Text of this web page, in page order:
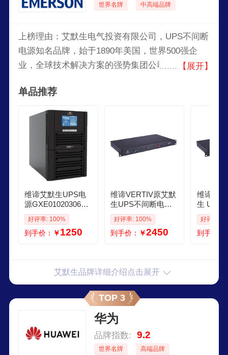
世界名牌 中高端品牌
上榜理由：艾默生电气投资有限公司，UPS不间断
电源知名品牌，始于1890年美国，世界500强企
业，全球技术解决方案的强势集团公司，技术与工
【展开】
单品推荐
维谛艾默生UPS电
源GXE0102030610
K00TSTEA内置电
池123610KVAKW机
房电脑在线式稳压
好评率: 100%
到手价： ￥1250
维谛VERTIV原艾默
生UPS不间断电源
STS单相静态切换
开关10A 单路供电
设备电源冗余 UFLT
好评率: 100%
到手价： ￥2450
维谛
生 UPS
STS单
开关16A
设备电
好评率:
到手价：
艾默生品牌详细介绍点击展开
TOP 3
华为
品牌指数: 9.2
世界名牌 高端品牌